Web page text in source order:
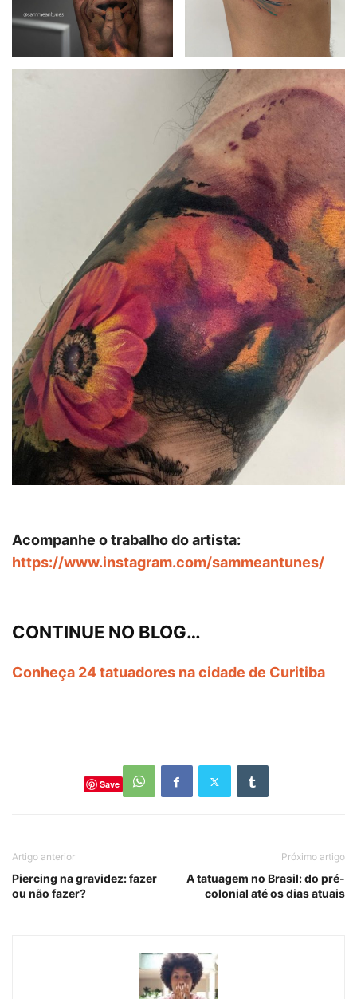
Acompanhe o trabalho do artista:
https://www.instagram.com/sammeantunes/
CONTINUE NO BLOG…
Conheça 24 tatuadores na cidade de Curitiba
Save
Artigo anterior
Piercing na gravidez: fazer
ou não fazer?
Próximo artigo
A tatuagem no Brasil: do pré-
colonial até os dias atuais